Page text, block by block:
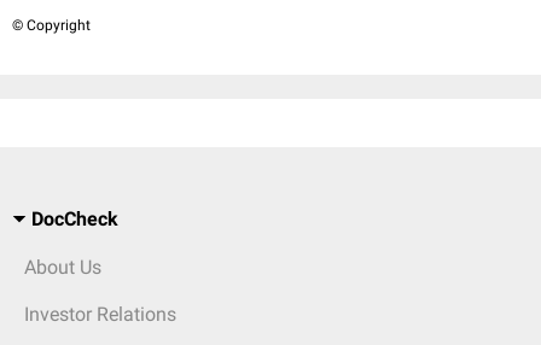
© Copyright
DocCheck
About Us
Investor Relations